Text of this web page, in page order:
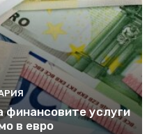
финансовите услуги
в евро